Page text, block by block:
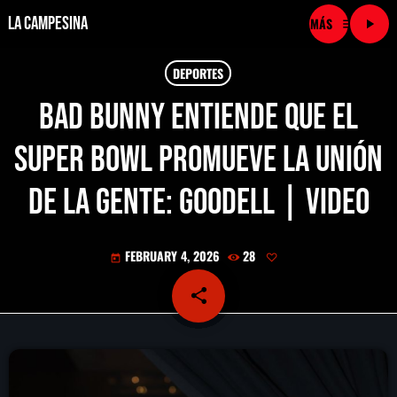
La Campesina menu
play_arrow
play_arrow LA CAMPESINA CADENA
play_arrow LA CAMPESINA 101.9 FM
play_arrow LA CAMPESINA 96.7 FM
LA CAMPESINA 106.3 FM
play_arrow LA CAMPESINA 92.5 FM
DEPORTES
Bad Bunny entiende que el
Super Bowl promueve la unión
de la gente: Goodell | Video
today FEBRUARY 4, 2026 28
share
email